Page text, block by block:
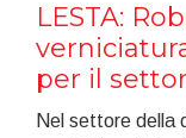
LESTA:
per il
Nel settore della